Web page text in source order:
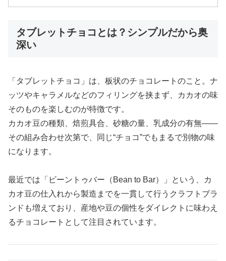
タブレットチョコとは？シンプルだから奥
深い
「タブレットチョコ」は、板状のチョコレートのこと。ナ
ッツやキャラメルなどのフィリングを挟まず、カカオの味
そのものを楽しむのが特徴です。
カカオ豆の種類、焙煎具合、砂糖の量、乳成分の有無――
その組み合わせ次第で、同じ“チョコ”でもまるで別物の味
になります。
最近では「ビーントゥバー（Bean to Bar）」という、カ
カオ豆の仕入れから製造までを一貫して行うクラフトブラ
ンドも増えており、産地や豆の個性をダイレクトに味わえ
るチョコレートとして注目されています。